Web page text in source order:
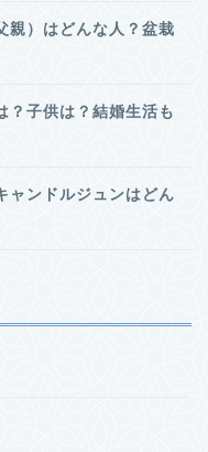
親）はどんな人？盆栽
？子供は？結婚生活も
ャンドルジュンはどん